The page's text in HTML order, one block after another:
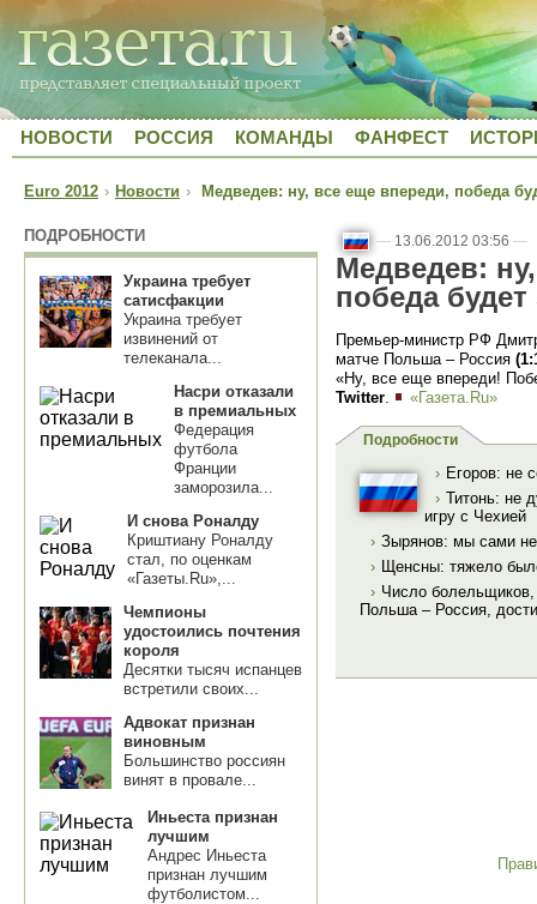
НОВОСТИ РОССИЯ КОМАНДЫ ФАНФЕСТ
Euro 2012 › Новости › Медведев: ну, все еще впереди, победа
ПОДРОБНОСТИ
Украина требует
сатисфакции
Украина требует
извинений от
телеканала...
Насри отказали
в премиальных
Федерация
футбола
Франции
заморозила...
И снова Роналду
Криштиану Роналду
стал, по оценкам
«Газеты.Ru»,...
Чемпионы
удостоились почтения
короля
Десятки тысяч испанцев
встретили своих...
Адвокат признан
виновным
Большинство россиян
винят в провале...
Иньеста признан
лучшим
Андрес Иньеста
признан лучшим
футболистом...
— 13.06.2012 03:56 —
Медведев:
победа
Премьер-министр РФ
матче Польша – Россия
«Ну, все еще впереди!
Twitter
«Газета.Ru»
Подробности
› Егоров: не
› Титонь: не
игру с Чехией
› Зырянов: мы сами
› Щенсны: тяжело
› Число
Польша – Россия,